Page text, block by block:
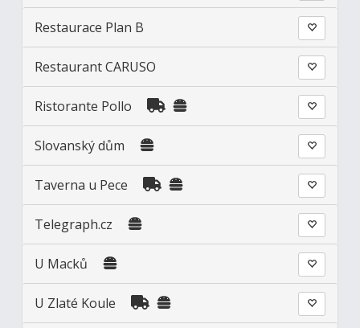
Restaurace Plan B
Restaurant CARUSO
Ristorante Pollo
Slovanský dům
Taverna u Pece
Telegraph.cz
U Macků
U Zlaté Koule